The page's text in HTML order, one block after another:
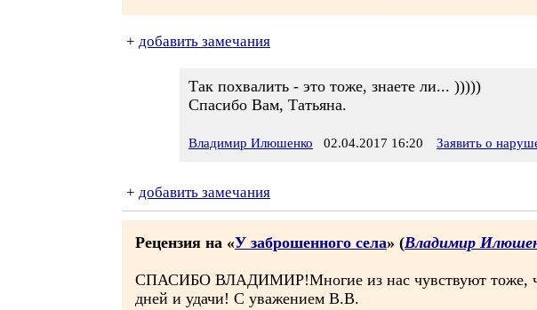
+ добавить замечания
Так похвалить - это тоже, знаете ли... )))))
Спасибо Вам, Татьяна.
Владимир Илюшенко 02.04.2017 16:20 Заявить о
+ добавить замечания
Рецензия на «У заброшенного села» (Владимир
СПАСИБО ВЛАДИМИР!Многие из нас чувствуют тоже,
дней и удачи! С уважением В.В.